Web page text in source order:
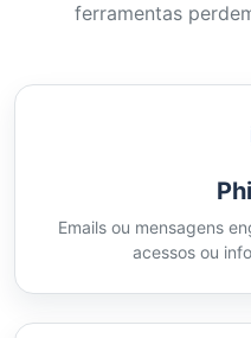
ferramentas
Emails ou mensagens
acessos ou